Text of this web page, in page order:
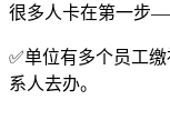
很多人卡在第一步
✅单位有多个员工缴
系人去办。